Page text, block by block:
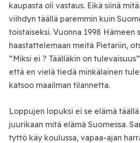
kaupasta oli vastaus. Eikä siinä
viihdyn täällä paremmin kuin
toistaiseksi. Vuonna 1998 Hämeen
haastattelemaan meitä Pietariin,
”Miksi ei ? Täälläkin on
että en vielä tiedä minkälainen
katsoo maailman tilannetta.
Loppujen lopuksi ei se elämä
juurikaan mitä elämä Suomessa.
tyttö käy koulussa, vapaa-ajan